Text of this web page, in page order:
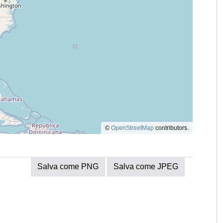
© OpenStreetMap contributors.
Salva come PNG Salva come JPEG